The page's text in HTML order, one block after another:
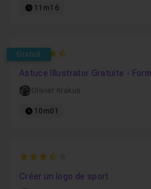
11m16
Gratuit
4.625
Astuce Illustrator Gratuite -
Olivier Krakus
10m01
3.5161290322581
Créer un logo de sport